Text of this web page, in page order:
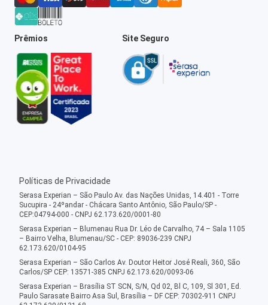
Prêmios Site Seguro
Políticas de Privacidade
Serasa Experian – São Paulo Av. das Nações Unidas, 14.401 - Torre
Sucupira - 24ºandar - Chácara Santo Antônio, São Paulo/SP -
CEP:04794-000 - CNPJ 62.173.620/0001-80
Serasa Experian – Blumenau Rua Dr. Léo de Carvalho, 74 – Sala 1105
– Bairro Velha, Blumenau/SC - CEP: 89036-239 CNPJ
62.173.620/0104-95
Serasa Experian – São Carlos Av. Doutor Heitor José Reali, 360, São
Carlos/SP CEP: 13571-385 CNPJ 62.173.620/0093-06
Serasa Experian – Brasília ST SCN, S/N, Qd 02, Bl C, 109, Sl 301, Ed.
Paulo Sarasate Bairro Asa Sul, Brasília – DF CEP: 70302-911 CNPJ